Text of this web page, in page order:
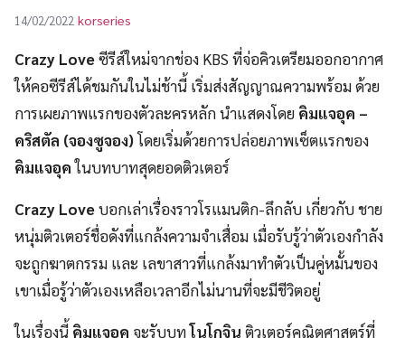
14/02/2022 korseries
Crazy Loveซีรีส์ใหม่จากช่อง KBS ที่จ่อคิวเตรียมออกอากาศ
ให้คอซีรีส์ได้ชมกันในไม่ช้านี้ เริ่มส่งสัญญาณความพร้อม ด้วย
การเผยภาพแรกของตัวละครหลัก นำแสดงโดย คิมแจอุค –
คริสตัล (จองซูจอง)โดยเริ่มด้วยการปล่อยภาพเซ็ตแรกของ
คิมแจอุคในบทบาทสุดยอดติวเตอร์
Crazy Loveบอกเล่าเรื่องราวโรแมนติก-ลึกลับ เกี่ยวกับ ชาย
หนุ่มติวเตอร์ชื่อดังที่แกล้งความจำเสื่อม เมื่อรับรู้ว่าตัวเองกำลัง
จะถูกฆาตกรรม และ เลขาสาวที่แกล้งมาทำตัวเป็นคู่หมั้นของ
เขาเมื่อรู้ว่าตัวเองเหลือเวลาอีกไม่นานที่จะมีชีวิตอยู่
ในเรื่องนี้ คิมแจอุค จะรับบทโนโกจิน ติวเตอร์คณิตศาสตร์ที่